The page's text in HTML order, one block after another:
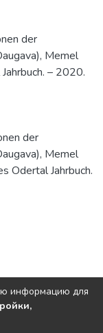
der
Memel
– 2020.
der
Memel
Odertal Jahrbuch.
информацию для